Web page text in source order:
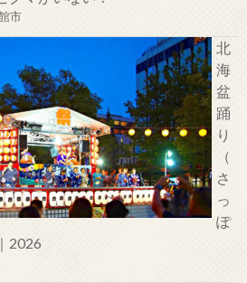
市
北
海
盆
踊
り
（
さ
っ
ぽ
2026